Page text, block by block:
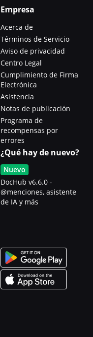
Empresa
Acerca de
Términos de Servicio
Aviso de privacidad
Centro Legal
Cumplimiento de Firma
Electrónica
Asistencia
Notas de publicación
Programa de
recompensas por
errores
¿Qué hay de nuevo?
Nuevo
DocHub v6.6.0 -
@menciones, asistente
de IA y más